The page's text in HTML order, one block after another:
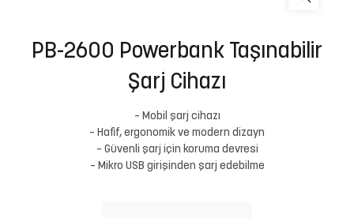
PB-2600 Powerbank Taşınabilir
Şarj Cihazı
– Mobil şarj cihazı
– Hafif, ergonomik ve modern dizayn
– Güvenli şarj için koruma devresi
– Mikro USB girişinden şarj edebilme